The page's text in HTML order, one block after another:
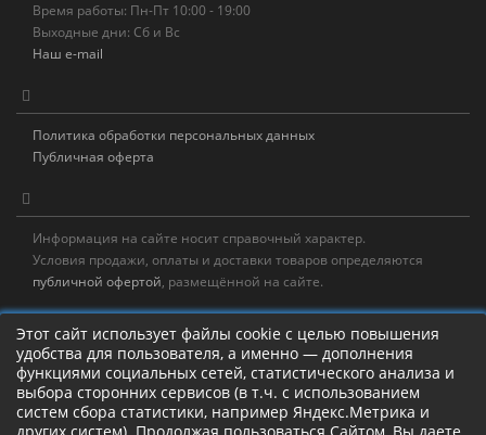
Время работы: Пн-Пт 10:00 - 19:00
Выходные дни: Сб и Вс
Наш e-mail
Политика обработки персональных данных
Публичная оферта
Информация на сайте носит справочный характер.
Условия продажи, оплаты и доставки товаров определяются
публичной офертой, размещённой на сайте.
Новостная рассылка
Новости, акции, распродажи и полезные советы!
Этот сайт использует файлы cookie с целью повышения
удобства для пользователя, а именно — дополнения
функциями социальных сетей, статистического анализа и
выбора сторонних сервисов (в т.ч. с использованием
систем сбора статистики, например Яндекс.Метрика и